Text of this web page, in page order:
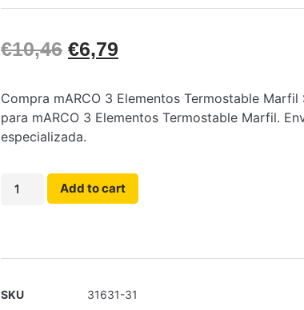
€10,46 €6,79
Compra mARCO 3 Elementos Termostable
para mARCO 3 Elementos Termostable Marfil.
especializada.
Add to cart
SKU
31631-31